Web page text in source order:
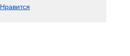
Нравится